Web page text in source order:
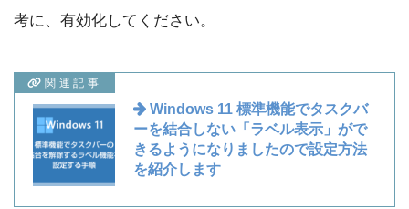
考に、有効化してください。
関連記事
Windows 11 標準機能でタスクバ
ーを結合しない「ラベル表示」がで
きるようになりましたので設定方法
を紹介します